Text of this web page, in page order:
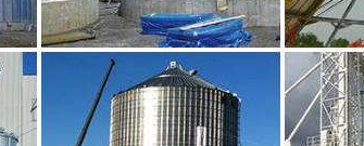
CLIQUEZ POUR AGRANDIR